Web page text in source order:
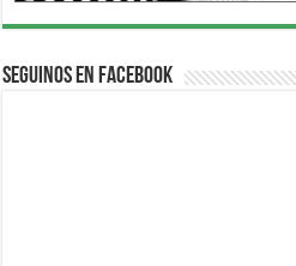
Seguinos en Facebook